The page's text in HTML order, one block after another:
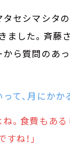
タセシマシタ
ました。斉藤
から質問のあ
、月にかかる
。食費もある
ね！」